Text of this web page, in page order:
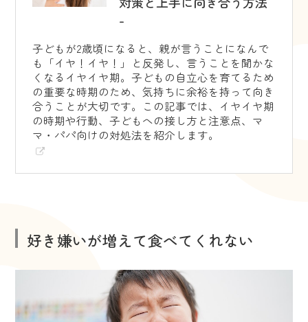
-
子どもが2歳頃になると、親が言うことになんで
も「イヤ！イヤ！」と反発し、言うことを聞かな
くなるイヤイヤ期。子どもの自立心を育てるため
の重要な時期のため、気持ちに余裕を持って向き
合うことが大切です。この記事では、イヤイヤ期
の時期や行動、子どもへの接し方と注意点、マ
マ・パパ向けの対処法を紹介します。
好き嫌いが増えて食べてくれない